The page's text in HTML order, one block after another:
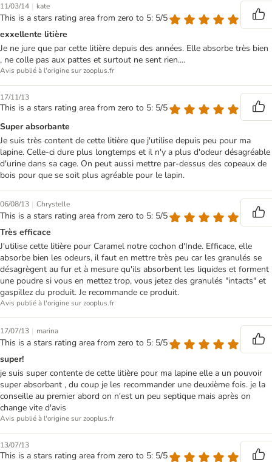
11/03/14 | kate
This is a stars rating area from zero to 5: 5/5
exxellente litière
Je ne jure que par cette litière depuis des années. Elle absorbe très bien
, ne colle pas aux pattes et surtout ne sent rien....
Avis publié à l'origine sur zooplus.fr
17/11/13
This is a stars rating area from zero to 5: 5/5
Super absorbante
Je suis très content de cette litière que j'utilise depuis peu pour ma
lapine. Celle-ci dure plus longtemps et il n'y a plus d'odeur désagréable
d'urine dans sa cage. On peut aussi mettre par-dessus des copeaux de
bois pour que se soit plus agréable pour le lapin.
06/08/13 | Chrystelle
This is a stars rating area from zero to 5: 5/5
Très efficace
J'utilise cette litière pour Caramel notre cochon d'Inde. Efficace, elle
absorbe bien les odeurs, il faut en mettre très peu car les granulés se
désagrègent au fur et à mesure qu'ils absorbent les liquides et forment
une poudre si vous en mettez trop, vous jetez des granulés "intacts" et
gaspillez du produit. Je recommande ce produit.
Avis publié à l'origine sur zooplus.fr
17/07/13 | marina
This is a stars rating area from zero to 5: 5/5
super!
je suis super contente de cette litière pour ma lapine elle a un pouvoir
super absorbant , du coup je les recommander une deuxième fois. je la
conseille au premier abord on n'est un peu septique mais après on
change vite d'avis
Avis publié à l'origine sur zooplus.fr
13/07/13
This is a stars rating area from zero to 5: 5/5